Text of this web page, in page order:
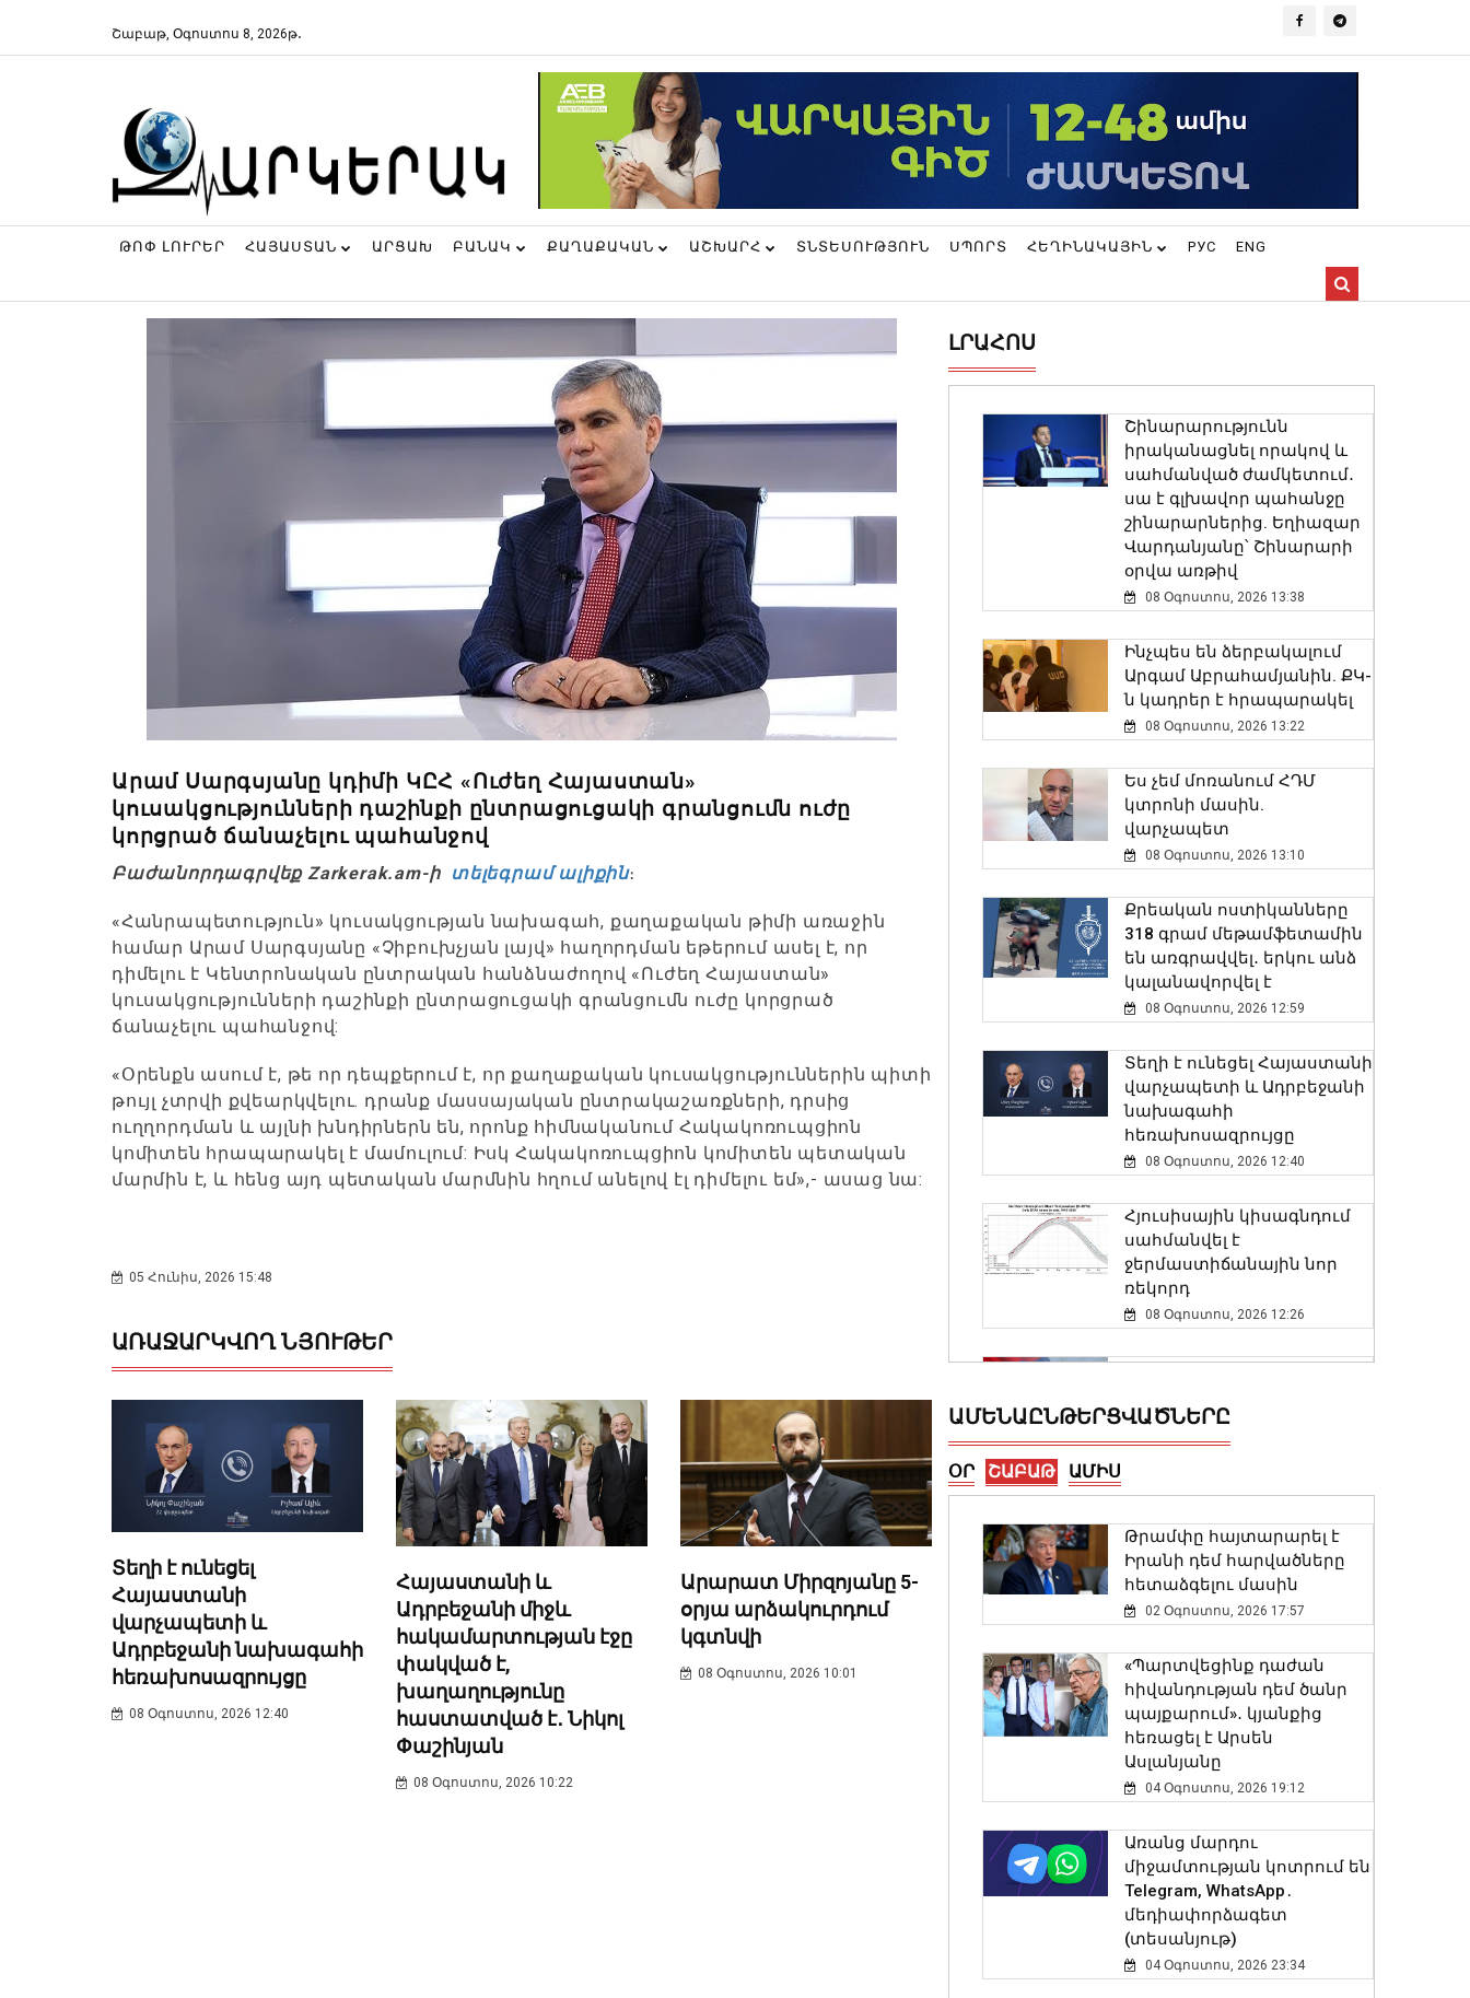
Շաբաթ, Օգոստոս 8, 2026թ․
ԹՈՓ ԼՈՒՐԵՐ ՀԱՅԱՍՏԱՆ ԱՐՑԱԽ ԲԱՆԱԿ ՔԱՂԱՔԱԿԱՆ ԱՇԽԱՐՀ ՏՆՏԵՍՈՒԹՅՈՒՆ ՍՊՈՐՏ ՀԵՂԻՆԱԿԱՅԻՆ РУС ENG
Արամ Սարգսյանը կդիմի ԿԸՀ «Ուժեղ Հայաստան»
կուսակցությունների դաշինքի ընտրացուցակի գրանցումն ուժը
կորցրած ճանաչելու պահանջով
Բաժանորդագրվեք Zarkerak.am-ի տելեգրամ ալիքին։
«Հանրապետություն» կուսակցության նախագահ, քաղաքական թիմի առաջին
համար Արամ Սարգսյանը «Չիբուխչյան լայվ» հաղորդման եթերում ասել է, որ
դիմելու է Կենտրոնական ընտրական հանձնաժողով «Ուժեղ Հայաստան»
կուսակցությունների դաշինքի ընտրացուցակի գրանցումն ուժը կորցրած
ճանաչելու պահանջով:
«Օրենքն ասում է, թե որ դեպքերում է, որ քաղաքական կուսակցություններին պիտի
թույլ չտրվի քվեարկվելու. դրանք մասսայական ընտրակաշառքների, դրսից
ուղղորդման և այլնի խնդիրներն են, որոնք հիմնականում Հակակոռուպցիոն
կոմիտեն հրապարակել է մամուլում: Իսկ Հակակոռուպցիոն կոմիտեն պետական
մարմին է, և հենց այդ պետական մարմնին հղում անելով էլ դիմելու եմ»,- ասաց նա:
05 Հունիս, 2026 15:48
ԱՌԱՋԱՐԿՎՈՂ ՆՅՈՒԹԵՐ
Տեղի է ունեցել
Հայաստանի
վարչապետի և
Ադրբեջանի նախագահի
հեռախոսազրույցը
08 Օգոստոս, 2026 12:40
Հայաստանի և
Ադրբեջանի միջև
հակամարտության էջը
փակված է,
խաղաղությունը
հաստատված է․ Նիկոլ
Փաշինյան
08 Օգոստոս, 2026 10:22
Արարատ Միրզոյանը 5-
օրյա արձակուրդում
կգտնվի
08 Օգոստոս, 2026 10:01
ԼՐԱՀՈՍ
Շինարարությունն
իրականացնել որակով և
սահմանված ժամկետում․
սա է գլխավոր պահանջը
շինարարներից. Եղիազար
Վարդանյանը՝ Շինարարի
օրվա առթիվ
08 Օգոստոս, 2026 13:38
Ինչպես են ձերբակալում
Արգամ Աբրահամյանին. ՔԿ-
ն կադրեր է հրապարակել
08 Օգոստոս, 2026 13:22
Ես չեմ մոռանում ՀԴՄ
կտրոնի մասին.
վարչապետ
08 Օգոստոս, 2026 13:10
Քրեական ոստիկանները
318 գրամ մեթամֆետամին
են առգրավվել․ երկու անձ
կալանավորվել է
08 Օգոստոս, 2026 12:59
Տեղի է ունեցել Հայաստանի
վարչապետի և Ադրբեջանի
նախագահի
հեռախոսազրույցը
08 Օգոստոս, 2026 12:40
Հյուսիսային կիսագնդում
սահմանվել է
ջերմաստիճանային նոր
ռեկորդ
08 Օգոստոս, 2026 12:26
Արթիկի դպրոցի
առանձնապես խոշոր
չափերի հափշտակություն.
08 Օգոստոս, 2026 12:16
Բացահայտվել է Արգամ
Աբրահամյանի կողմից
պատվիրված սպանության
դեպքը. ՔԿ
Գազամատակարարման
պլանային դադարեցումներ
Վանաձոր և Մասիս
քաղաքների մի շարք
հասցեներում, Կուրթան
08 Օգոստոս, 2026 11:54
Սև ծովից մոտենում է
ցիկլոն․ Գագիկ Սուրենյան
08 Օգոստոս, 2026 11:35
ԱՄԵՆԱԸՆԹԵՐՑՎԱԾՆԵՐԸ
ՕՐ ՇԱԲԱԹ ԱՄԻՍ
Թրամփը հայտարարել է
Իրանի դեմ հարվածները
հետաձգելու մասին
02 Օգոստոս, 2026 17:57
«Պարտվեցինք դաժան
հիվանդության դեմ ծանր
պայքարում»․ կյանքից
հեռացել է Արսեն
Ասլանյանը
04 Օգոստոս, 2026 19:12
Առանց մարդու
միջամտության կոտրում են
Telegram, WhatsApp․
մեդիափորձագետ
(տեսանյութ)
04 Օգոստոս, 2026 23:34